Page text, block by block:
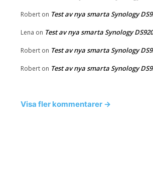
Robert on Test av nya smarta Synology
Lena on Test av nya smarta Synology
Robert on Test av nya smarta Synology
Robert on Test av nya smarta Synology
Visa fler kommentarer →